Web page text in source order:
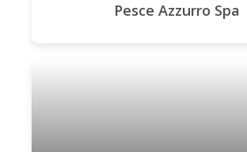
Pesce Azzurro Spa